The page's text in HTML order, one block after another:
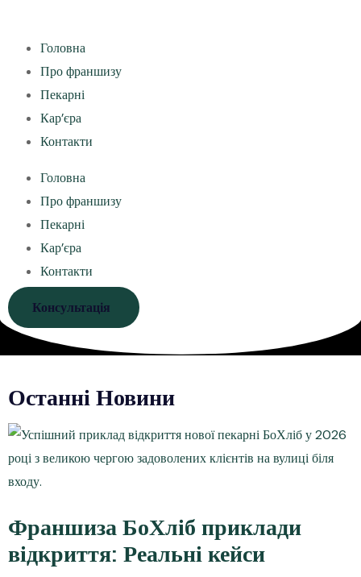
Головна
Про франшизу
Пекарні
Кар’єра
Контакти
Головна
Про франшизу
Пекарні
Кар’єра
Контакти
Консультація
Останні Новини
Франшиза БоХліб приклади
відкриття: Реальні кейси